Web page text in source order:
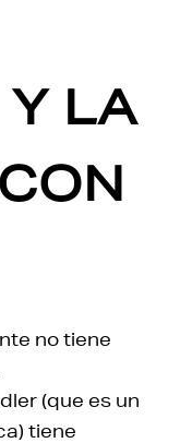
LA
no tiene
(que es un
tiene